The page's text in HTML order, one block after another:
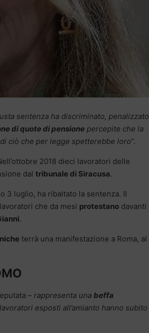
sentenza ha discriminato, penalizzato
di quote di pensione percepite che la
ciò che per legge spetterebbe loro“.
2018 dieci lavoratori delle
dal tribunale di Siracusa.
3 luglio, ha ribaltato la sentenza. Il
che da mesi protestano davanti
.
terrà una manifestazione a Roma, al
– rappresenta una beffa
esposti all’amianto hanno subito